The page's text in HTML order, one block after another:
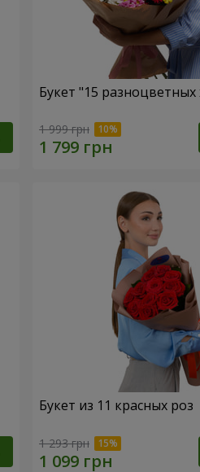
Букет "15 разноцветных
1 999 грн
Букет из 11 красных роз
1 293 грн